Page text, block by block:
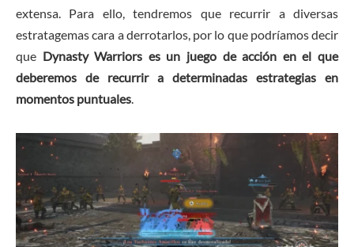
extensa. Para ello, tendremos que recurrir a diversas
estratagemas cara a derrotarlos, por lo que podríamos decir
que Dynasty Warriors es un juego de acción en el que
deberemos de recurrir a determinadas estrategias en
momentos puntuales